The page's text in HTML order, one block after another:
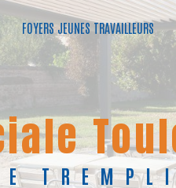
FOYERS JEUNES TRAVAILLEURS
LE